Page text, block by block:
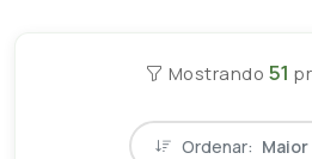
Mostrando 51
Ordenar: